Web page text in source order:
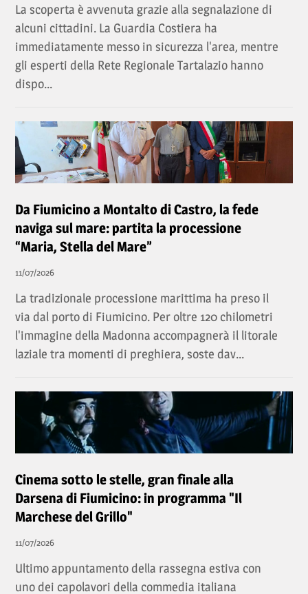
La scoperta è avvenuta grazie alla segnalazione di
alcuni cittadini. La Guardia Costiera ha
immediatamente messo in sicurezza l'area, mentre
gli esperti della Rete Regionale Tartalazio hanno
dispo...
Da Fiumicino a Montalto di Castro, la fede
naviga sul mare: partita la processione
“Maria, Stella del Mare”
11/07/2026
La tradizionale processione marittima ha preso il
via dal porto di Fiumicino. Per oltre 120 chilometri
l'immagine della Madonna accompagnerà il litorale
laziale tra momenti di preghiera, soste dav...
Cinema sotto le stelle, gran finale alla
Darsena di Fiumicino: in programma "Il
Marchese del Grillo"
11/07/2026
Ultimo appuntamento della rassegna estiva con
uno dei capolavori della commedia italiana